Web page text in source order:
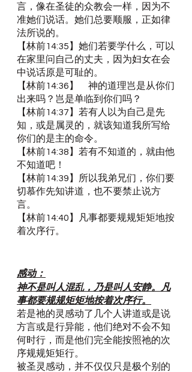
言，像在圣徒的众教会一样，因为不
准她们说话。她们总要顺服，正如律
法所说的。
【林前14:35】她们若要学什么，可以
在家里问自己的丈夫，因为妇女在会
中说话原是可耻的。
【林前14:36】　神的道理岂是从你们
出来吗？岂是单临到你们吗？
【林前14:37】若有人以为自己是先
知，或是属灵的，就该知道我所写给
你们的是主的命令。
【林前14:38】若有不知道的，就由他
不知道吧！
【林前14:39】所以我弟兄们，你们要
切慕作先知讲道，也不要禁止说方
言。
【林前14:40】凡事都要规规矩矩地按
着次序行。
感动：
神不是叫人混乱，乃是叫人安静。凡
事都要规规矩矩地按着次序行。
若是祂的灵感动了几个人讲道或是说
方言或是行异能，他们绝对不会不知
何时行，而是他们完全能按照祂的次
序规规矩矩行。
被圣灵感动，并不仅仅只是极个别的